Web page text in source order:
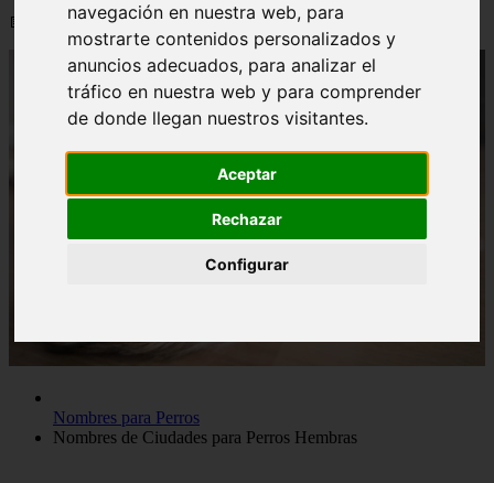
navegación en nuestra web, para
mostrarte contenidos personalizados y
anuncios adecuados, para analizar el
tráfico en nuestra web y para comprender
de donde llegan nuestros visitantes.
Aceptar
Rechazar
Configurar
📅 12/06/2025
Nombres para Perros
Nombres de Ciudades para Perros Hembras